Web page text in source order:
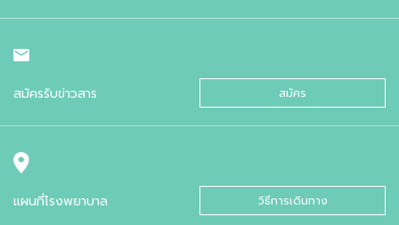
สมัครรับข่าวสาร สมัคร
แผนที่โรงพยาบาล วิธีการเดินทาง